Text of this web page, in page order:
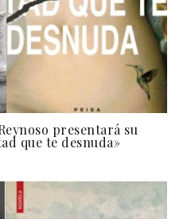
presentará su
que te desnuda»